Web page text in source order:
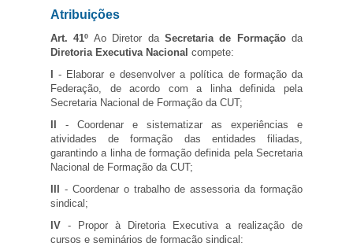
Atribuições
Art. 41º Ao Diretor daSecretaria de Formação da
Diretoria Executiva Nacional compete:
- Elaborar e desenvolver a política de formação da
Federação, de acordo com a linha definida pela
Secretaria Nacional de Formação da CUT;
- Coordenar e sistematizar as experiências e
atividades de formação das entidades filiadas,
garantindo a linha de formação definida pela Secretaria
Nacional de Formação da CUT;
- Coordenar o trabalho de assessoria da formação
sindical;
IV - Propor à Diretoria Executiva a realização de
cursos e seminários de formação sindical;